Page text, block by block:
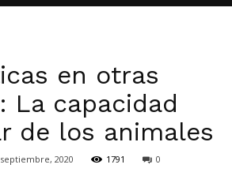
Noticias
hoy
en otras
La capacidad
de los animales
2020 1791 0